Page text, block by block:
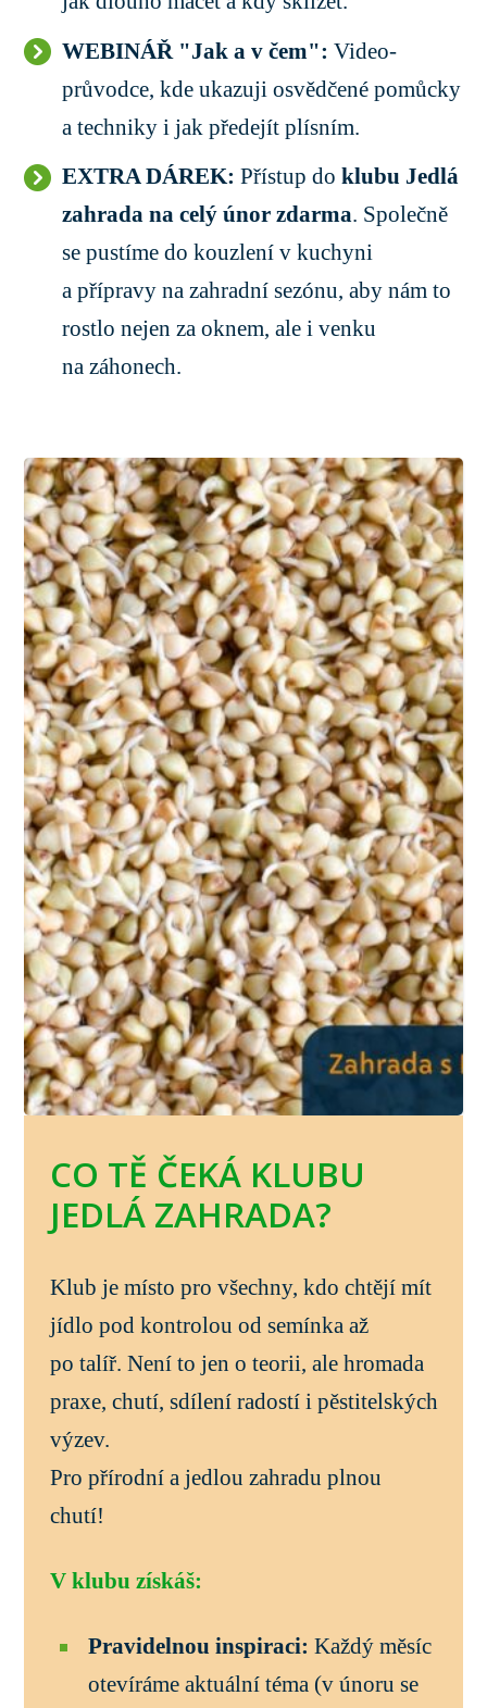
WEBINÁŘ "Jak a v čem": Video-
průvodce, kde ukazuji osvědčené pomůcky
a techniky i jak předejít plísním.
EXTRA DÁREK: Přístup doklubu Jedlá
zahrada na celý únor zdarma. Společně
se pustíme do kouzlení v kuchyni
a přípravy na zahradní sezónu, aby nám to
rostlo nejen za oknem, ale i venku
na záhonech.
CO TĚ ČEKÁ KLUBU
JEDLÁ ZAHRADA?
Klub je místo pro všechny, kdo chtějí mít
jídlo pod kontrolou od semínka až
po talíř. Není to jen o teorii, ale hromada
praxe, chutí, sdílení radostí i pěstitelských
výzev.
Pro přírodní a jedlou zahradu plnou
chutí!
V klubu získáš:
Pravidelnou inspiraci: Každý měsíc
otevíráme aktuální téma (v únoru se